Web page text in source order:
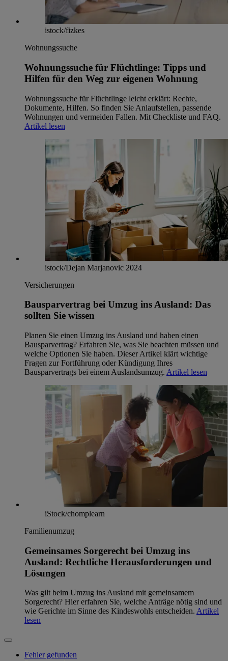
istock/fizkes
Wohnungssuche
Wohnungssuche für Flüchtlinge: Tipps und
Hilfen für den Weg zur eigenen Wohnung
Wohnungssuche für Flüchtlinge leicht erklärt: Rechte,
Dokumente, Hilfen. So finden Sie Anlaufstellen, passende
Wohnungen und vermeiden Fallen. Mit Checkliste und FAQ.
Artikel lesen
istock/Dejan Marjanovic 2024
Versicherungen
Bausparvertrag bei Umzug ins Ausland: Das
sollten Sie wissen
Planen Sie einen Umzug ins Ausland und haben einen
Bausparvertrag? Erfahren Sie, was Sie beachten müssen und
welche Optionen Sie haben. Dieser Artikel klärt wichtige
Fragen zur Fortführung oder Kündigung Ihres
Bausparvertrags bei einem Auslandsumzug. Artikel lesen
iStock/chomplearn
Familienumzug
Gemeinsames Sorgerecht bei Umzug ins
Ausland: Rechtliche Herausforderungen und
Lösungen
Was gilt beim Umzug ins Ausland mit gemeinsamem
Sorgerecht? Hier erfahren Sie, welche Anträge nötig sind und
wie Gerichte im Sinne des Kindeswohls entscheiden. Artikel
lesen
Fehler gefunden